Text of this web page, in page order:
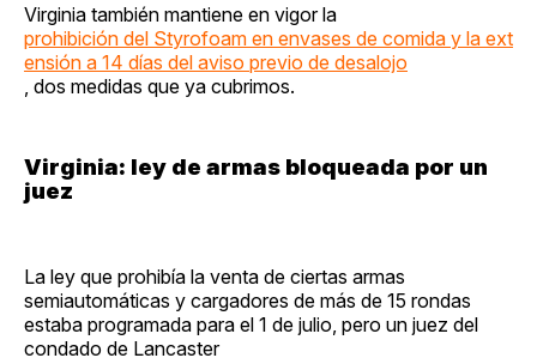
Virginia también mantiene en vigor la
prohibición del Styrofoam en envases de comida y la ext
ensión a 14 días del aviso previo de desalojo
, dos medidas que ya cubrimos.
Virginia: ley de armas bloqueada por un
juez
La ley que prohibía la venta de ciertas armas
semiautomáticas y cargadores de más de 15 rondas
estaba programada para el 1 de julio, pero un juez del
condado de Lancaster